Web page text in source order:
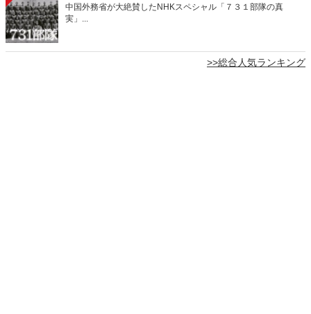
中国外務省が大絶賛したNHKスペシャル「７３１部隊の真
実」...
>>総合人気ランキング